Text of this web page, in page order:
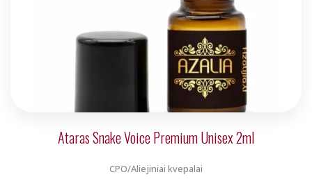
Ataras Snake Voice Premium Unisex 2ml
CPO/Aliejiniai kvepalai